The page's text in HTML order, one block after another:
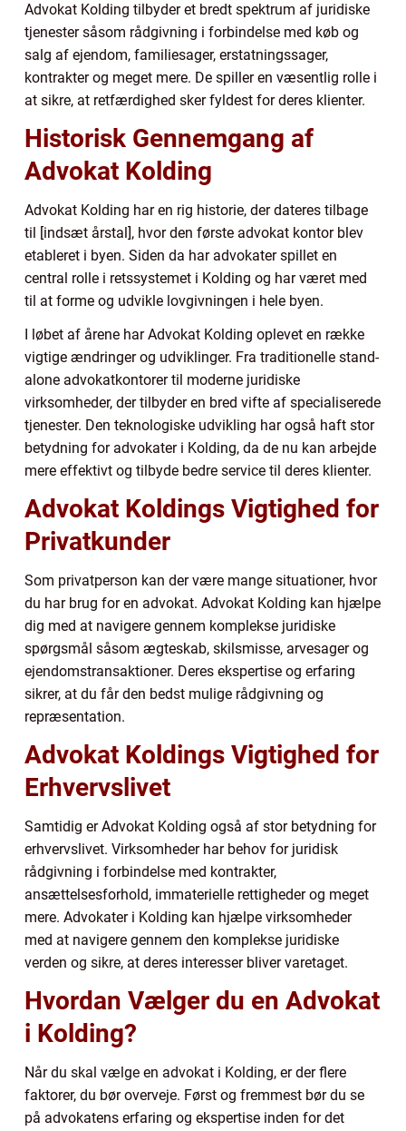
Advokat Kolding tilbyder et bredt spektrum af juridiske
tjenester såsom rådgivning i forbindelse med køb og
salg af ejendom, familiesager, erstatningssager,
kontrakter og meget mere. De spiller en væsentlig rolle i
at sikre, at retfærdighed sker fyldest for deres klienter.
Historisk Gennemgang af
Advokat Kolding
Advokat Kolding har en rig historie, der dateres tilbage
til [indsæt årstal], hvor den første advokat kontor blev
etableret i byen. Siden da har advokater spillet en
central rolle i retssystemet i Kolding og har været med
til at forme og udvikle lovgivningen i hele byen.
I løbet af årene har Advokat Kolding oplevet en række
vigtige ændringer og udviklinger. Fra traditionelle stand-
alone advokatkontorer til moderne juridiske
virksomheder, der tilbyder en bred vifte af specialiserede
tjenester. Den teknologiske udvikling har også haft stor
betydning for advokater i Kolding, da de nu kan arbejde
mere effektivt og tilbyde bedre service til deres klienter.
Advokat Koldings Vigtighed for
Privatkunder
Som privatperson kan der være mange situationer, hvor
du har brug for en advokat. Advokat Kolding kan hjælpe
dig med at navigere gennem komplekse juridiske
spørgsmål såsom ægteskab, skilsmisse, arvesager og
ejendomstransaktioner. Deres ekspertise og erfaring
sikrer, at du får den bedst mulige rådgivning og
repræsentation.
Advokat Koldings Vigtighed for
Erhvervslivet
Samtidig er Advokat Kolding også af stor betydning for
erhvervslivet. Virksomheder har behov for juridisk
rådgivning i forbindelse med kontrakter,
ansættelsesforhold, immaterielle rettigheder og meget
mere. Advokater i Kolding kan hjælpe virksomheder
med at navigere gennem den komplekse juridiske
verden og sikre, at deres interesser bliver varetaget.
Hvordan Vælger du en Advokat
i Kolding?
Når du skal vælge en advokat i Kolding, er der flere
faktorer, du bør overveje. Først og fremmest bør du se
på advokatens erfaring og ekspertise inden for det